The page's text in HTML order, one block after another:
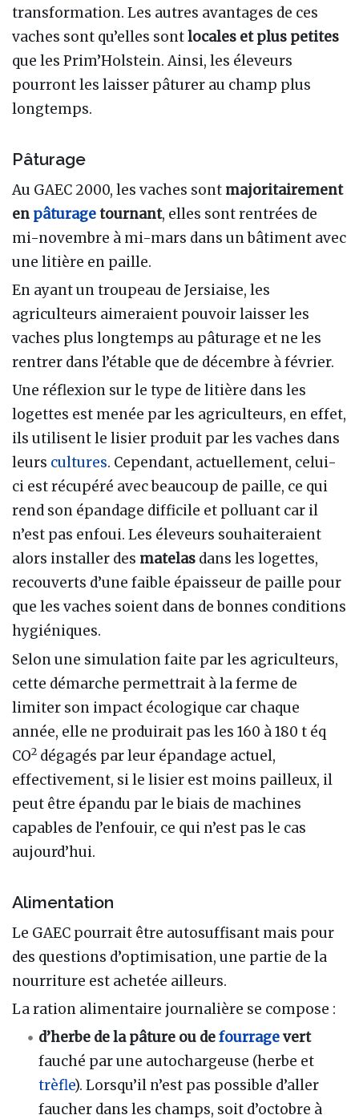
transformation. Les autres avantages de ces
vaches sont qu’elles sontlocales et plus petites
que les Prim’Holstein. Ainsi, les éleveurs
pourront les laisser pâturer au champ plus
longtemps.
Pâturage
Au GAEC 2000, les vaches sont majoritairement
en pâturagetournant, elles sont rentrées de
mi-novembre à mi-mars dans un bâtiment avec
une litière en paille.
En ayant un troupeau de Jersiaise, les
agriculteurs aimeraient pouvoir laisser les
vaches plus longtemps au pâturage et ne les
rentrer dans l’étable que de décembre à février.
Une réflexion sur le type de litière dans les
logettes est menée par les agriculteurs, en effet,
ils utilisent le lisier produit par les vaches dans
leurs cultures. Cependant, actuellement, celui-
ci est récupéré avec beaucoup de paille, ce qui
rend son épandage difficile et polluant car il
n’est pas enfoui. Les éleveurs souhaiteraient
alors installer des matelas dans les logettes,
recouverts d’une faible épaisseur de paille pour
que les vaches soient dans de bonnes conditions
hygiéniques.
Selon une simulation faite par les agriculteurs,
cette démarche permettrait à la ferme de
limiter son impact écologique car chaque
année, elle ne produirait pas les 160 à 180 t éq
CO2 dégagés par leur épandage actuel,
effectivement, si le lisier est moins pailleux, il
peut être épandu par le biais de machines
capables de l’enfouir, ce qui n’est pas le cas
aujourd’hui.
Alimentation
Le GAEC pourrait être autosuffisant mais pour
des questions d’optimisation, une partie de la
nourriture est achetée ailleurs.
La ration alimentaire journalière se compose :
d’herbe de la pâture ou defourragevert
fauché par une autochargeuse (herbe et
trèfle). Lorsqu’il n’est pas possible d’aller
faucher dans les champs, soit d’octobre à